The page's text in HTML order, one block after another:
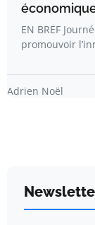
EN BREF
promouvoir
Adrien Noël